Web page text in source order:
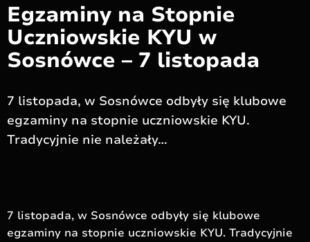
Egzaminy na Stopnie
Uczniowskie KYU w
Sosnówce – 7 listopada
7 listopada, w Sosnówce odbyły się klubowe
egzaminy na stopnie uczniowskie KYU.
Tradycyjnie nie należały…
7 listopada, w Sosnówce odbyły się klubowe
egzaminy na stopnie uczniowskie KYU. Tradycyjnie